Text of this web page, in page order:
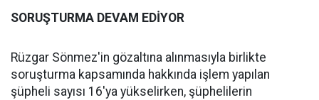
SORUŞTURMA DEVAM EDİYOR
Rüzgar Sönmez'in gözaltına alınmasıyla birlikte
soruşturma kapsamında hakkında işlem yapılan
şüpheli sayısı 16'ya yükselirken, şüphelilerin